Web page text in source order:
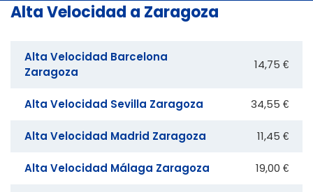
Alta Velocidad a Zaragoza
Alta Velocidad Barcelona
Zaragoza
14,75 €
Alta Velocidad Sevilla Zaragoza 34,55 €
Alta Velocidad Madrid Zaragoza 11,45 €
Alta Velocidad Málaga Zaragoza 19,00 €